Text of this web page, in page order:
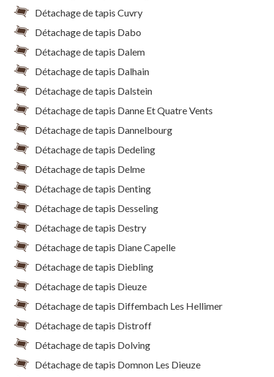
Détachage de tapis Cuvry
Détachage de tapis Dabo
Détachage de tapis Dalem
Détachage de tapis Dalhain
Détachage de tapis Dalstein
Détachage de tapis Danne Et Quatre Vents
Détachage de tapis Dannelbourg
Détachage de tapis Dedeling
Détachage de tapis Delme
Détachage de tapis Denting
Détachage de tapis Desseling
Détachage de tapis Destry
Détachage de tapis Diane Capelle
Détachage de tapis Diebling
Détachage de tapis Dieuze
Détachage de tapis Diffembach Les Hellimer
Détachage de tapis Distroff
Détachage de tapis Dolving
Détachage de tapis Domnon Les Dieuze